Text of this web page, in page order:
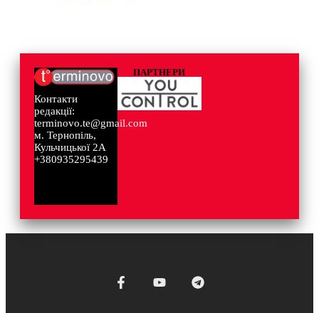
Контакти
редакції:
terminovo.te@gmail.com
м. Тернопіль,
Кульчицької 2А
+380935295439
ПАРТНЕРИ